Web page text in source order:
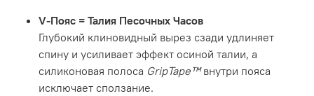
V-Пояс = Талия Песочных Часов
Глубокий клиновидный вырез сзади удлиняет
спину и усиливает эффект осиной талии, а
силиконовая полоса GripTape™ внутри пояса
исключает сползание.